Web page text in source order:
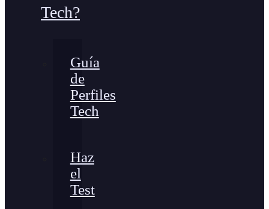
Tech?
Guía
de
Perfiles
Tech
Haz
el
Test